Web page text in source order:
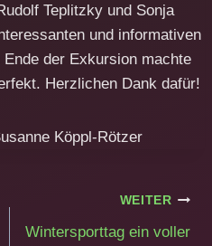
Teplitzky und Sonja
und informativen
der Exkursion machte
Herzlichen Dank dafür!
Köppl-Rötzer
WEITER
Wintersporttag ein voller